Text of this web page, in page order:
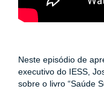
Neste episódio de
executivo do IESS,
sobre o livro “Saúde